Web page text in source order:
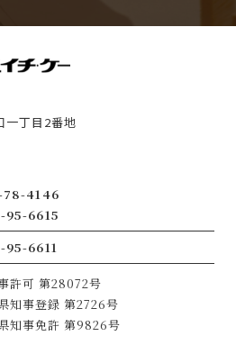
一丁目2番地
78-4146
95-6615
95-6611
許可 第28072号
知事登録 第2726号
知事免許 第9826号